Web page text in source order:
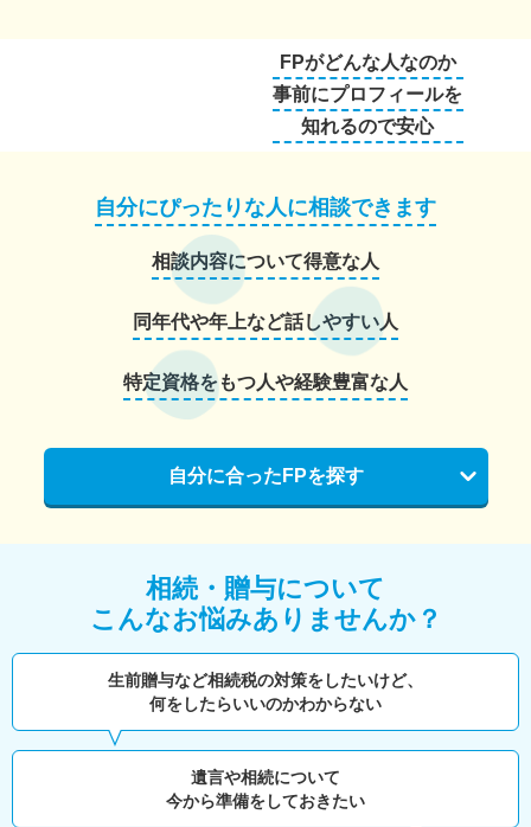
FPがどんな人なのか
事前にプロフィールを
知れるので安心
自分にぴったりな人に相談できます
相談内容について得意な人
同年代や年上など話しやすい人
特定資格をもつ人や経験豊富な人
自分に合ったFPを探す
相続・贈与について
こんなお悩みありませんか？
生前贈与など相続税の対策をしたいけど、
何をしたらいいのかわからない
遺言や相続について
今から準備をしておきたい